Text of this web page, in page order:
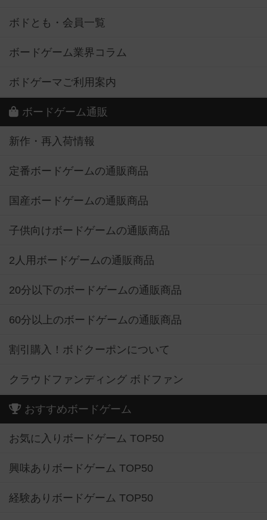
ボドとも・会員一覧
ボードゲーム業界コラム
ボドゲーマご利用案内
ボードゲーム通販
新作・再入荷情報
定番ボードゲームの通販商品
国産ボードゲームの通販商品
子供向けボードゲームの通販商品
2人用ボードゲームの通販商品
20分以下のボードゲームの通販商品
60分以上のボードゲームの通販商品
割引購入！ボドクーポンについて
クラウドファンディング ボドファン
おすすめボードゲーム
お気に入りボードゲーム TOP50
興味ありボードゲーム TOP50
経験ありボードゲーム TOP50